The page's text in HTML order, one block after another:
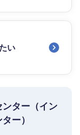
い
ンター（イン
ー）